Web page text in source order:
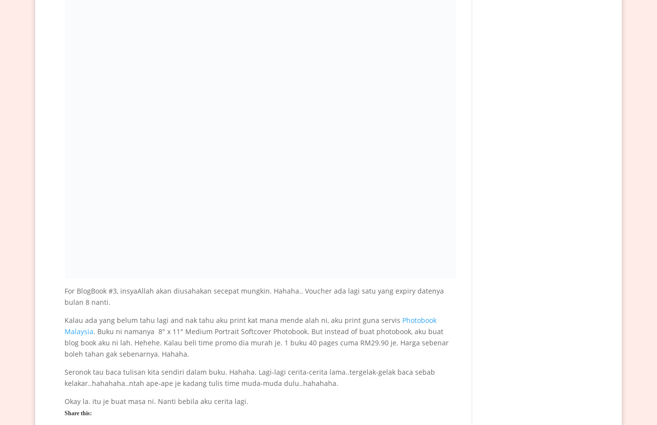
For BlogBook #3, insyaAllah akan diusahakan secepat mungkin. Hahaha.. Voucher ada lagi satu yang expiry datenya
bulan 8 nanti.
Kalau ada yang belum tahu lagi and nak tahu aku print kat mana mende alah ni, aku print guna servis Photobook
Malaysia. Buku ni namanya 8″ x 11″ Medium Portrait Softcover Photobook. But instead of buat photobook, aku buat
blog book aku ni lah. Hehehe. Kalau beli time promo dia murah je. 1 buku 40 pages cuma RM29.90 je. Harga sebenar
boleh tahan gak sebenarnya. Hahaha.
Seronok tau baca tulisan kita sendiri dalam buku. Hahaha. Lagi-lagi cerita-cerita lama..tergelak-gelak baca sebab
kelakar..hahahaha..ntah ape-ape je kadang tulis time muda-muda dulu..hahahaha.
Okay la. itu je buat masa ni. Nanti bebila aku cerita lagi.
Share this: